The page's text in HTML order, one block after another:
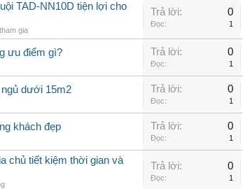
TAD-NN10D tiện lợi cho
gia
Trả lời: 0
Đọc: 1
ưu điểm gì? Trả lời: 0
Đọc: 1
ngủ dưới 15m2 Trả lời: 0
Đọc: 1
khách đẹp Trả lời: 0
Đọc: 1
chủ tiết kiệm thời gian và
Trả lời: 0
Đọc: 1